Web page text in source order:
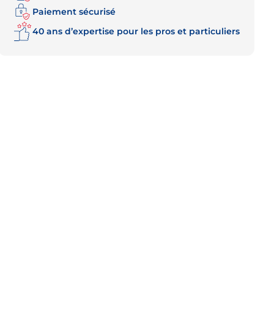
Paiement sécurisé
40 ans d’expertise pour les pros et particuliers